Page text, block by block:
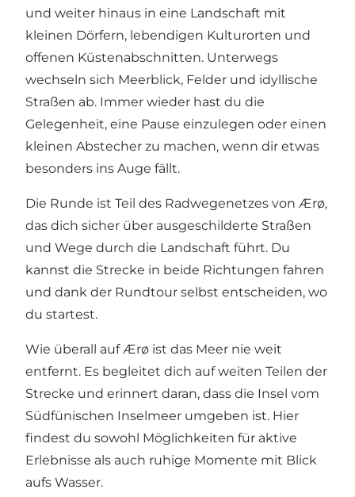
und weiter hinaus in eine Landschaft mit
kleinen Dörfern, lebendigen Kulturorten und
offenen Küstenabschnitten. Unterwegs
wechseln sich Meerblick, Felder und idyllische
Straßen ab. Immer wieder hast du die
Gelegenheit, eine Pause einzulegen oder einen
kleinen Abstecher zu machen, wenn dir etwas
besonders ins Auge fällt.
Die Runde ist Teil des Radwegenetzes von Ærø,
das dich sicher über ausgeschilderte Straßen
und Wege durch die Landschaft führt. Du
kannst die Strecke in beide Richtungen fahren
und dank der Rundtour selbst entscheiden, wo
du startest.
Wie überall auf Ærø ist das Meer nie weit
entfernt. Es begleitet dich auf weiten Teilen der
Strecke und erinnert daran, dass die Insel vom
Südfünischen Inselmeer umgeben ist. Hier
findest du sowohl Möglichkeiten für aktive
Erlebnisse als auch ruhige Momente mit Blick
aufs Wasser.